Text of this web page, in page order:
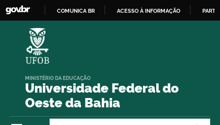
COMUNICA BR ACESSO À INFORMAÇÃO
Universidade Federal do
Oeste da Bahia
MINISTÉRIO DA EDUCAÇÃO